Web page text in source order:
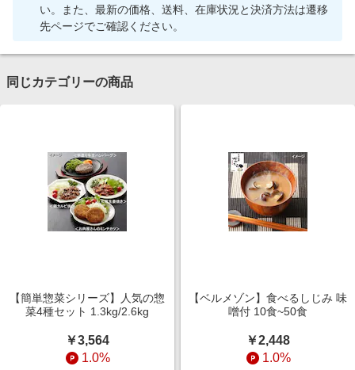
い。また、最新の価格、送料、在庫状況と決済方法は遷移
先ページでご確認ください。
同じカテゴリーの商品
【簡単惣菜シリーズ】人気の惣
菜4種セット 1.3kg/2.6kg
￥3,564
1.0%
【ベルメゾン】食べるしじみ 味
噌付 10食~50食
￥2,448
1.0%